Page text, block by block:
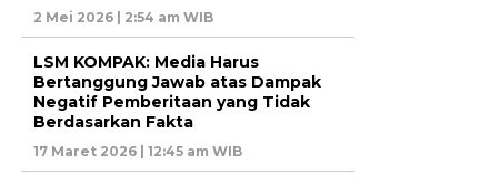
2 Mei 2026 | 2:54 am WIB
LSM KOMPAK: Media Harus
Bertanggung Jawab atas Dampak
Negatif Pemberitaan yang Tidak
Berdasarkan Fakta
17 Maret 2026 | 12:45 am WIB